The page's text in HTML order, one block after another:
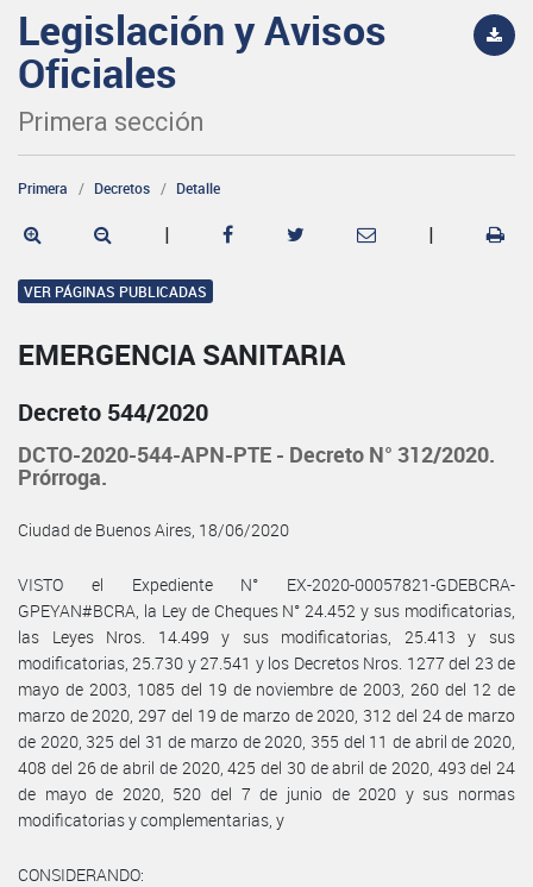
Legislación y Avisos
Oficiales
Primera sección
Primera Decretos Detalle
| |
VER PÁGINAS PUBLICADAS
EMERGENCIA SANITARIA
Decreto 544/2020
DCTO-2020-544-APN-PTE - Decreto N° 312/2020.
Prórroga.
Ciudad de Buenos Aires, 18/06/2020
VISTO el Expediente N° EX-2020-00057821-GDEBCRA-
GPEYAN#BCRA, la Ley de Cheques N° 24.452 y sus modificatorias,
las Leyes Nros. 14.499 y sus modificatorias, 25.413 y sus
modificatorias, 25.730 y 27.541 y los Decretos Nros. 1277 del 23 de
mayo de 2003, 1085 del 19 de noviembre de 2003, 260 del 12 de
marzo de 2020, 297 del 19 de marzo de 2020, 312 del 24 de marzo
de 2020, 325 del 31 de marzo de 2020, 355 del 11 de abril de 2020,
408 del 26 de abril de 2020, 425 del 30 de abril de 2020, 493 del 24
de mayo de 2020, 520 del 7 de junio de 2020 y sus normas
modificatorias y complementarias, y
CONSIDERANDO: